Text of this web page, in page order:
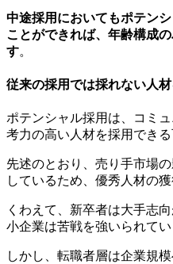
中途採用においてもポテン
ことができれば、年齢構成
す。
従来の採用では採れない人
ポテンシャル採用は、コミ
考力の高い人材を採用できる
先述のとおり、売り手市場
しているため、優秀人材の
くわえて、新卒者は大手志
小企業は苦戦を強いられてい
しかし、転職者層は企業規